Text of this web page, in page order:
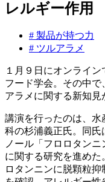
レルギー作用
# 製品が持つ力
# ツルアラメ
１月９日にオンライ
フード学会。その中
アラメに関する新知見
講演を行ったのは、
科の杉浦義正氏。同氏
ノール「フロロタン
に関する研究を進めた
ロタンニンに脱顆粒